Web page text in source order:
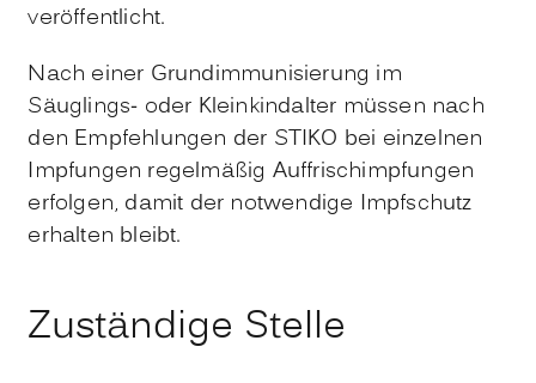
veröffentlicht.
Nach einer Grundimmunisierung im
Säuglings- oder Kleinkindalter müssen nach
den Empfehlungen der STIKO bei einzelnen
Impfungen regelmäßig Auffrischimpfungen
erfolgen, damit der notwendige Impfschutz
erhalten bleibt.
Zuständige Stelle